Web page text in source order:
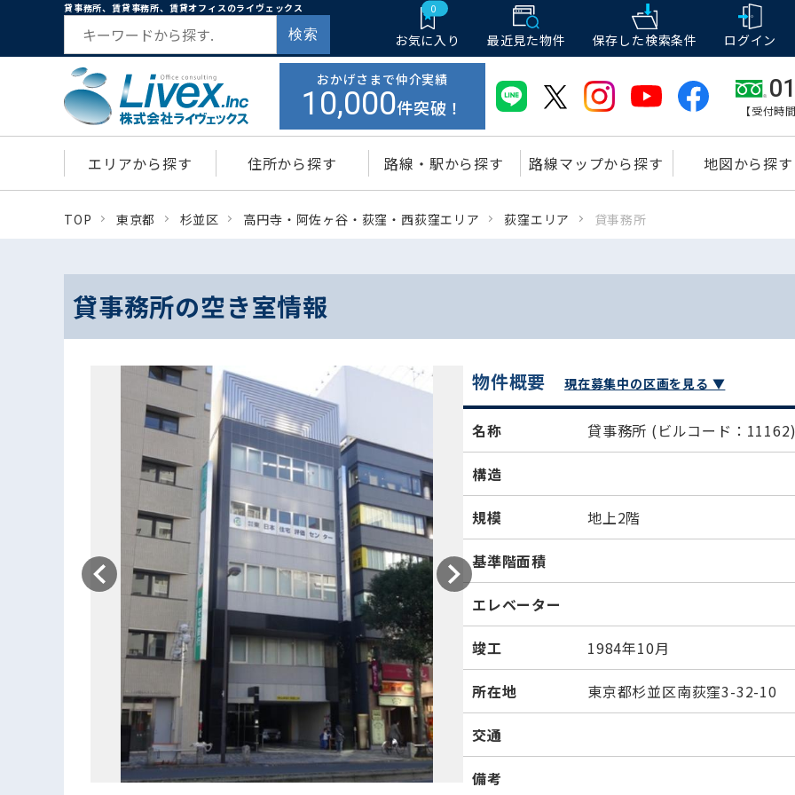
貸事務所、賃貸事務所、賃貸オフィスのライヴェックス
検索
0
お気に入り 最近見た物件 保存した検索条件 ログイン
おかげさまで仲介実績
10,000件突破！ 【受付時
エリアから探す 住所から探す 路線・駅から探す 路線マップから探す 地図から探す
TOP 東京都 杉並区 高円寺・阿佐ヶ谷・荻窪・西荻窪エリア 荻窪エリア 貸事務所
貸事務所の空き室情報
物件概要 現在募集中の区画を見る ▼
名称 貸事務所 (ビルコード：
構造
規模 地上2階
基準階面積
エレベーター
竣工 1984年10月
所在地 東京都杉並区南荻窪3-32-10
交通
備考